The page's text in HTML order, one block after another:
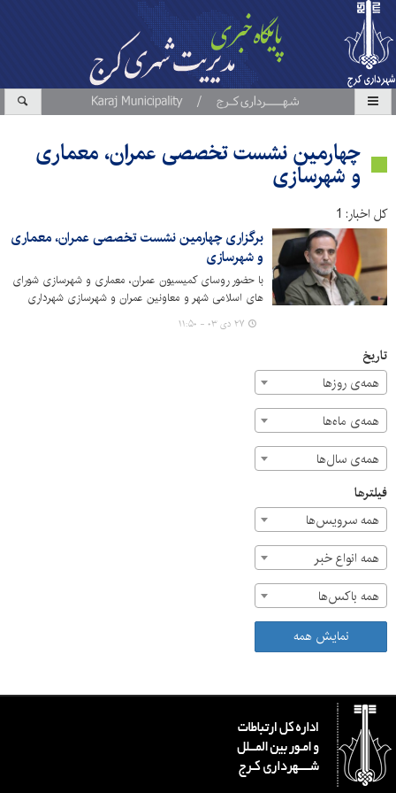
چهارمین نشست تخصصی عمران، معماری
و شهرسازی
کل اخبار: 1
برگزاری چهارمین نشست تخصصی عمران، معماری
و شهرسازی
با حضور روسای کمیسیون عمران، معماری و شهرسازی شورای
های اسلامی شهر و معاونین عمران و شهرسازی شهرداری
های استان البرز، چهارمین نشست تخصصی عمران، معماری و
شهرسازی در باشگاه فرهنگی، ورزشی میلاد شهرداری کرج
۲۷ دی ۰۳ - ۱۱:۵۰
تاریخ
همه‌ی روزها
همه‌ی ماه‌ها
همه‌ی سال‌ها
فیلترها
همه سرویس‌ها
همه انواع خبر
همه باکس‌ها
نمایش همه